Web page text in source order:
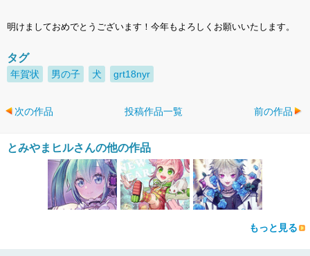
明けましておめでとうございます！今年もよろしくお願いいたします。
タグ
年賀状 男の子 犬 grt18nyr
次の作品 投稿作品一覧 前の作品
とみやまヒルさんの他の作品
もっと見る